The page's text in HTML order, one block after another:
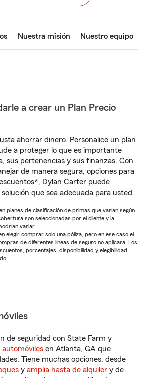
Nuestra misión Nuestro equipo
a crear un Plan Precio
ahorrar dinero. Personalice un plan
a proteger lo que es importante
sus pertenencias y sus finanzas. Con
de manera segura, opciones para
Dylan Carter puede
que sea adecuada para usted.
planes de clasificación de primas que varían según
son seleccionadas por el cliente y la
variar.
elegir comprar solo una póliza, pero en ese caso el
de diferentes líneas de seguro no aplicará. Los
porcentajes, disponibilidad y elegibilidad
de seguridad con State Farm y
automóviles en Atlanta, GA que
Tiene muchas opciones, desde
y amplia hasta de alquiler y de